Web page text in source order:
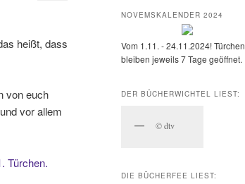
heißt, dass
von euch
vor allem
Türchen.
NOVEMSKALENDER 2024
Vom 1.11. - 24.11.2024! Türchen
bleiben jeweils 7 Tage geöffnet.
DER BÜCHERWICHTEL LIEST:
© dtv
DIE BÜCHERFEE LIEST: